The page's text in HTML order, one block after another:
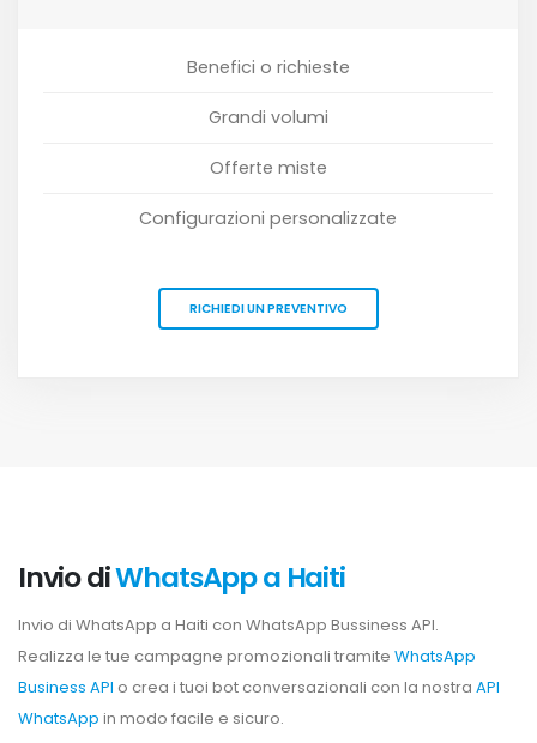
Benefici o richieste
Grandi volumi
Offerte miste
Configurazioni personalizzate
RICHIEDI UN PREVENTIVO
Invio diWhatsApp a Haiti
Invio di WhatsApp a Haiti con WhatsApp Bussiness API.
Realizza le tue campagne promozionali tramite WhatsApp
Business API o crea i tuoi bot conversazionali con la nostra API
WhatsApp in modo facile e sicuro.